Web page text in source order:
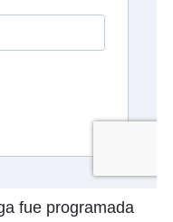
fue programada